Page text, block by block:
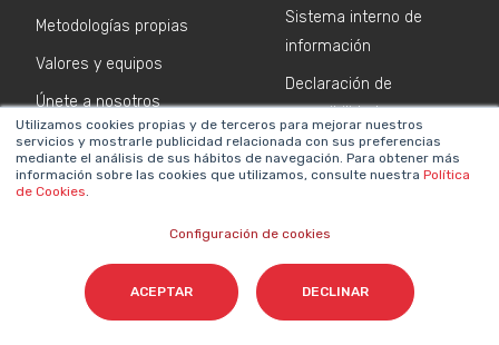
Utilizamos cookies propias y de terceros para mejorar nuestros
servicios y mostrarle publicidad relacionada con sus preferencias
mediante el análisis de sus hábitos de navegación. Para obtener más
información sobre las cookies que utilizamos, consulte nuestra Política
de Cookies.
Configuración de cookies
ACEPTAR DECLINAR
Metodologías propias
Valores y equipos
Únete a nosotros
Sala de prensa
Contacta
Sistema interno de
información
Declaración de
accesibilidad
Política de cookies
NEWSLETTER SOBRE IA
Nombre*